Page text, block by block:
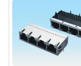
PLAN
DU